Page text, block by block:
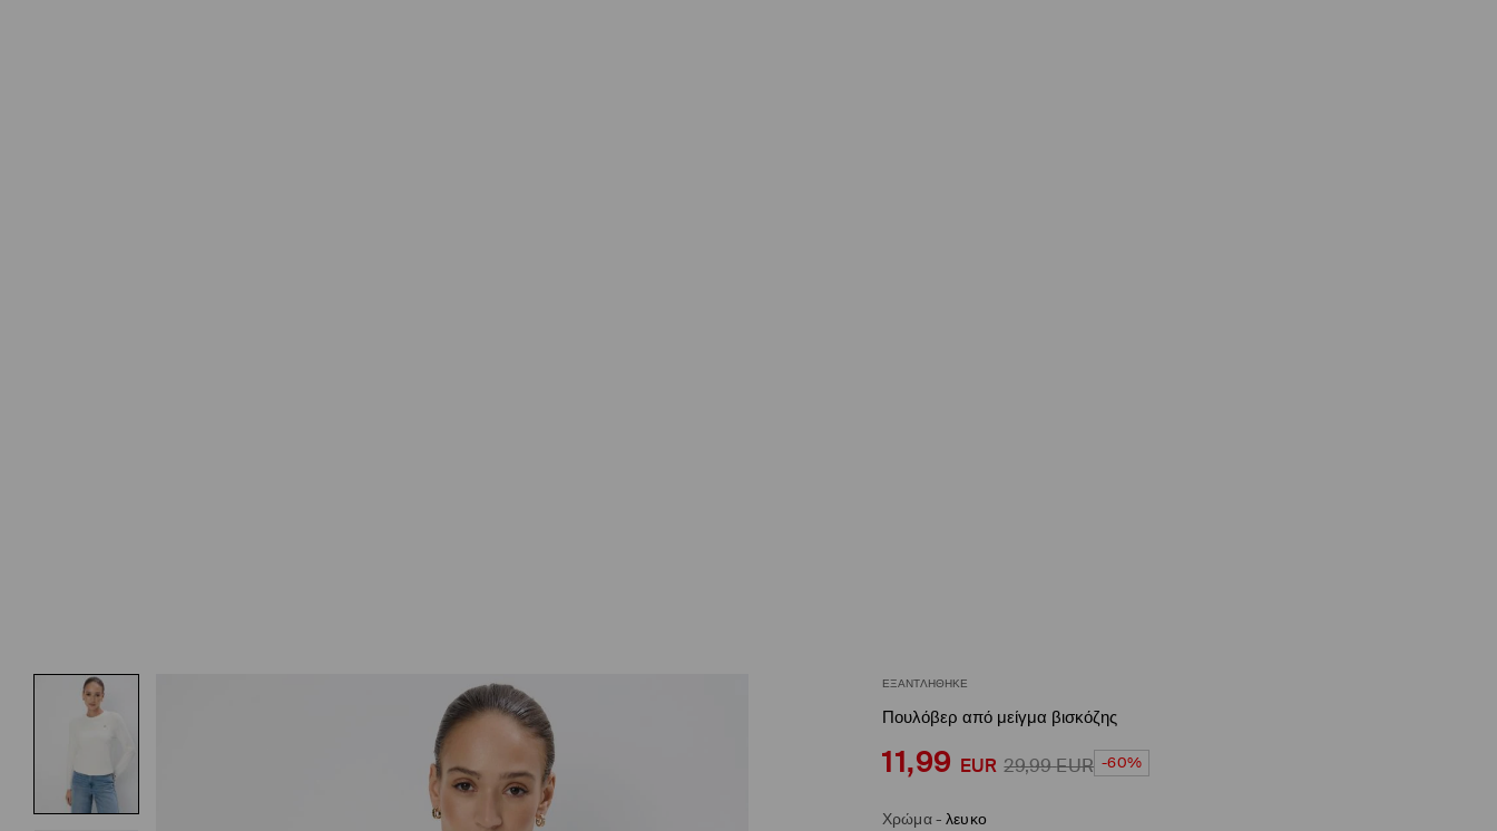
ΕΞΑΝΤΛΉΘΗΚΕ
Πουλόβερ από μείγμα βισκόζης
11,99 EUR 29,99EUR -60%
Χρώμα-λευκο